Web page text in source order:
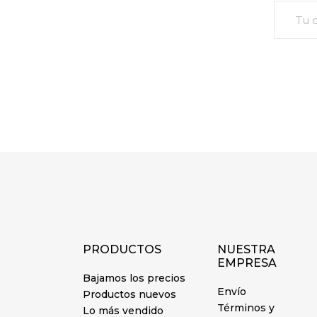
PRODUCTOS
Bajamos los precios
Productos nuevos
Lo más vendido
NUESTRA
EMPRESA
Envío
Términos y